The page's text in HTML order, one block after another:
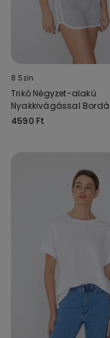
8 Szín
Trikó Négyzet-alakú
Nyakkivágással
Pamutból
4590 Ft